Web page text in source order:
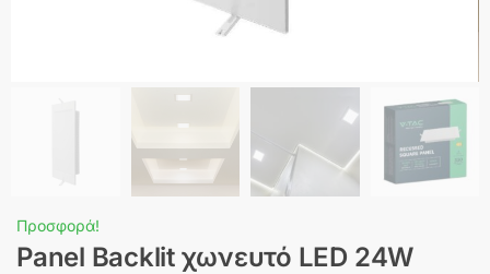
Προσφορά!
Panel Backlit χωνευτό LED 24W